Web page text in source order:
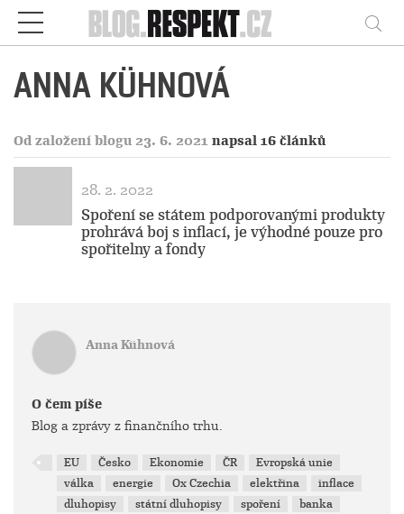
Respekt
ANNA KÜHNOVÁ
Od založení blogu 23. 6. 2021 napsal 16 článků
28. 2. 2022
Spoření se státem podporovanými produkty
prohrává boj s inflací, je výhodné pouze pro
spořitelny a fondy
Anna Kühnová
O čem píše
Blog a zprávy z finančního trhu.
EU Česko Ekonomie ČR
Evropská unie
válka
energie Ox Czechia elektřina
inflace
dluhopisy
státní dluhopisy spoření
banka